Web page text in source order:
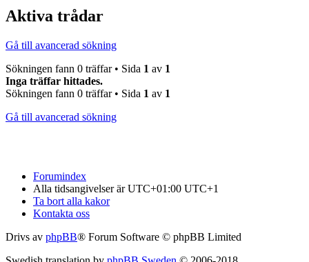
Aktiva trådar
Gå till avancerad sökning
Sökningen fann 0 träffar • Sida 1 av 1
Inga träffar hittades.
Sökningen fann 0 träffar • Sida 1 av 1
Gå till avancerad sökning
Forumindex
Alla tidsangivelser är UTC+01:00 UTC+1
Ta bort alla kakor
Kontakta oss
Drivs av phpBB® Forum Software © phpBB Limited